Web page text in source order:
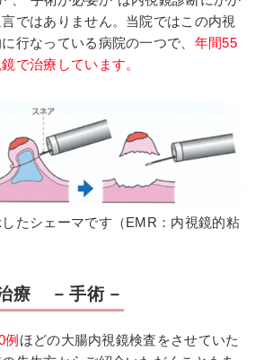
ではありません。当院ではこの内視
行なっている病院の一つで、 年間55
で治療しています。
たシェーマです（EMR：内視鏡的粘
療 －手術－
例ほどの大腸内視鏡検査をさせていた